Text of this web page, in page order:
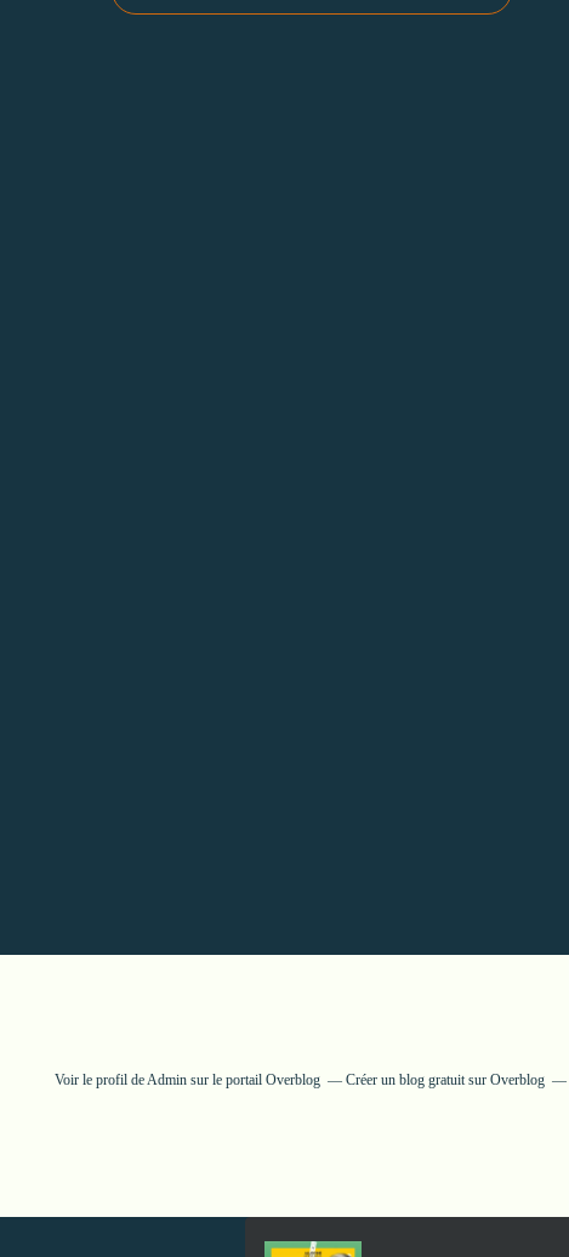
Voir le profil deAdminsur le portail Overblog Créer un blog gratuit sur Overblog